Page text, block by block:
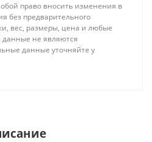
право вносить изменения в
без предварительного
вес, размеры, цена и любые
данные не являются
данные уточняйте у